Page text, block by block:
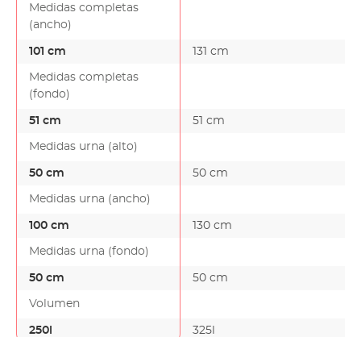
Medidas completas
(ancho)
101 cm 131 cm
Medidas completas
(fondo)
51 cm 51 cm
Medidas urna (alto)
50 cm 50 cm
Medidas urna (ancho)
100 cm 130 cm
Medidas urna (fondo)
50 cm 50 cm
Volumen
250l 325l